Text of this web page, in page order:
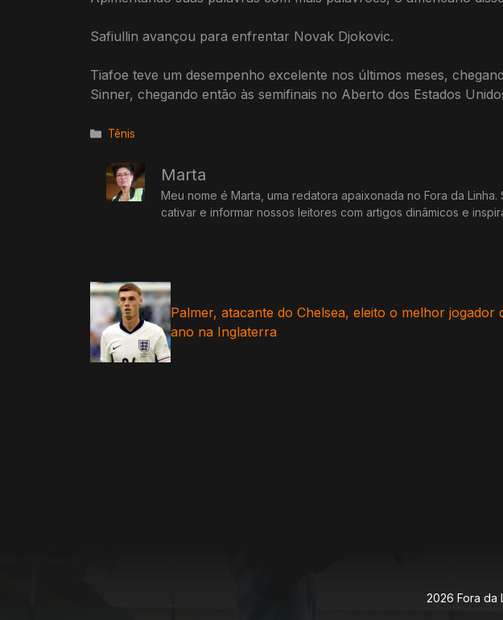
Safiullin avançou para enfrentar Novak Djokovic.
Tiafoe teve um desempenho excelente nos últimos meses,
Sinner, chegando então às semifinais no Aberto dos Estados
Categorias
Tênis
Marta
Meu nome é Marta, uma redatora apaixonada no Fora da
cativar e informar nossos leitores com artigos dinâmicos e
Palmer, atacante do Chelsea, eleito o melhor jogador
ano na Inglaterra
2026 Fora da